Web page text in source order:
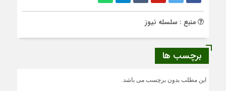
منبع : سلسله نیوز
برچسب ها
این مطلب بدون برچسب می باشد.